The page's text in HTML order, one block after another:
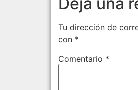
Tu dirección de
con *
Comentario *